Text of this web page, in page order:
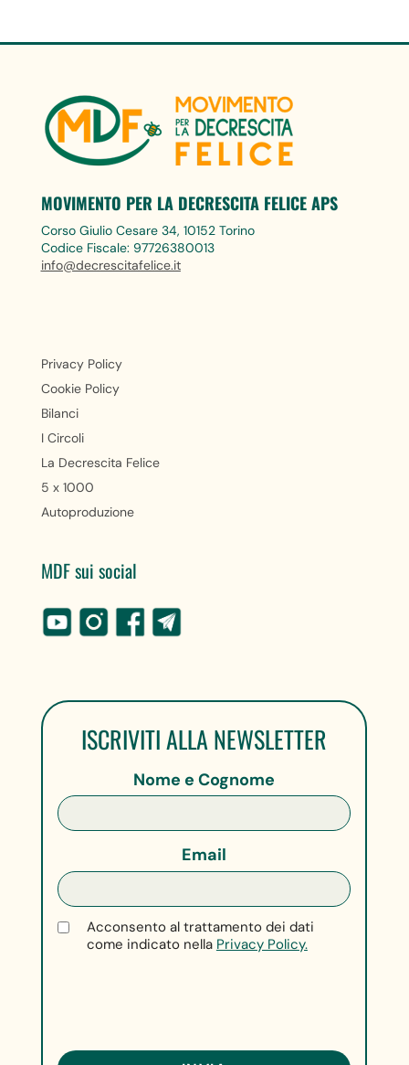
MOVIMENTO PER LA DECRESCITA FELICE APS
Corso Giulio Cesare 34, 10152 Torino
Codice Fiscale: 97726380013
info@decrescitafelice.it
Privacy Policy
Cookie Policy
Bilanci
I Circoli
La Decrescita Felice
5 x 1000
Autoproduzione
MDF sui social
ISCRIVITI ALLA NEWSLETTER
Nome e Cognome
Email
Acconsento al trattamento dei dati
come indicato nella Privacy Policy.